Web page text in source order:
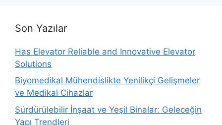
Son Yazılar
Has Elevator Reliable and Innovative Elevator
Solutions
Biyomedikal Mühendislikte Yenilikçi Gelişmeler
ve Medikal Cihazlar
Sürdürülebilir İnşaat ve Yeşil Binalar: Geleceğin
Yapı Trendleri